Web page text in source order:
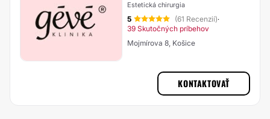
Estetická chirurgia
5 (61 Recenzií)·
39 Skutočných príbehov
Mojmírova 8, Košice
KONTAKTOVAŤ